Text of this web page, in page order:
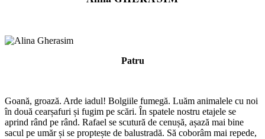
Patru
Goană, groază. Arde iadul! Bolgiile fumegă. Luăm animalele cu noi
în două cearșafuri și fugim pe scări. În spatele nostru etajele se
aprind rând pe rând. Rafael se scutură de cenușă, așază mai bine
sacul pe umăr și se proptește de balustradă. Să coborâm mai repede,